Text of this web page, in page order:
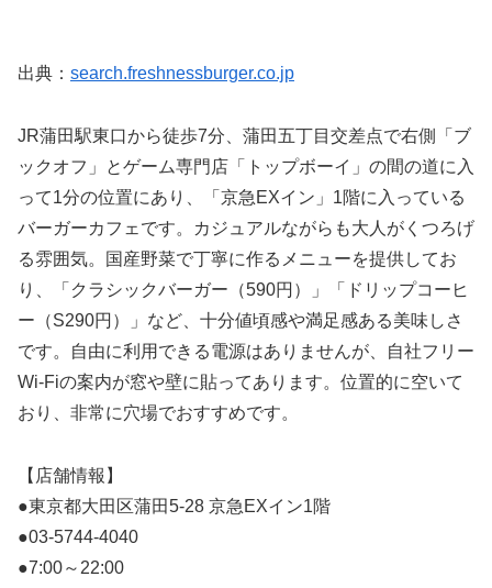
出典： search.freshnessburger.co.jp
JR蒲田駅東口から徒歩7分、蒲田五丁目交差点で右側「ブ
ックオフ」とゲーム専門店「トップボーイ」の間の道に入
って1分の位置にあり、「京急EXイン」1階に入っている
バーガーカフェです。カジュアルながらも大人がくつろげ
る雰囲気。国産野菜で丁寧に作るメニューを提供してお
り、「クラシックバーガー（590円）」「ドリップコーヒ
ー（S290円）」など、十分値頃感や満足感ある美味しさ
です。自由に利用できる電源はありませんが、自社フリー
Wi-Fiの案内が窓や壁に貼ってあります。位置的に空いて
おり、非常に穴場でおすすめです。
【店舗情報】
●東京都大田区蒲田5-28 京急EXイン1階
●03-5744-4040
●7:00～22:00